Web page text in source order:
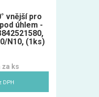
vnější pro
úhlem -
N10, (1ks)
za ks
DPH